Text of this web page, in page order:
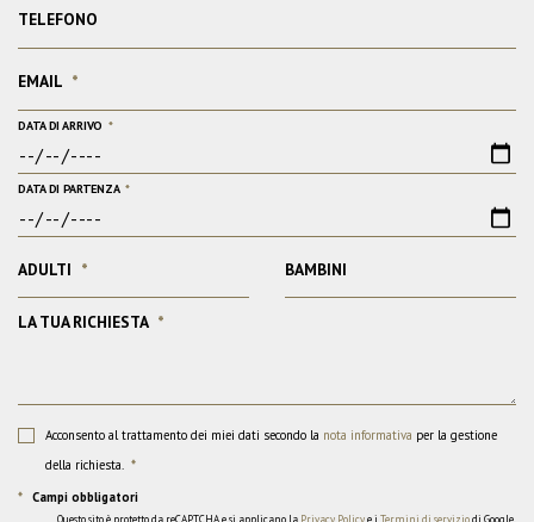
TELEFONO
EMAIL *
DATA DI ARRIVO *
DATA DI PARTENZA *
ADULTI * BAMBINI
LA TUA RICHIESTA *
Acconsento al trattamento dei miei dati secondo la nota informativa per la gestione
della richiesta. *
* Campi obbligatori
Questo sito è protetto da reCAPTCHA e si applicano la Privacy Policye i Termini di serviziodi Google.